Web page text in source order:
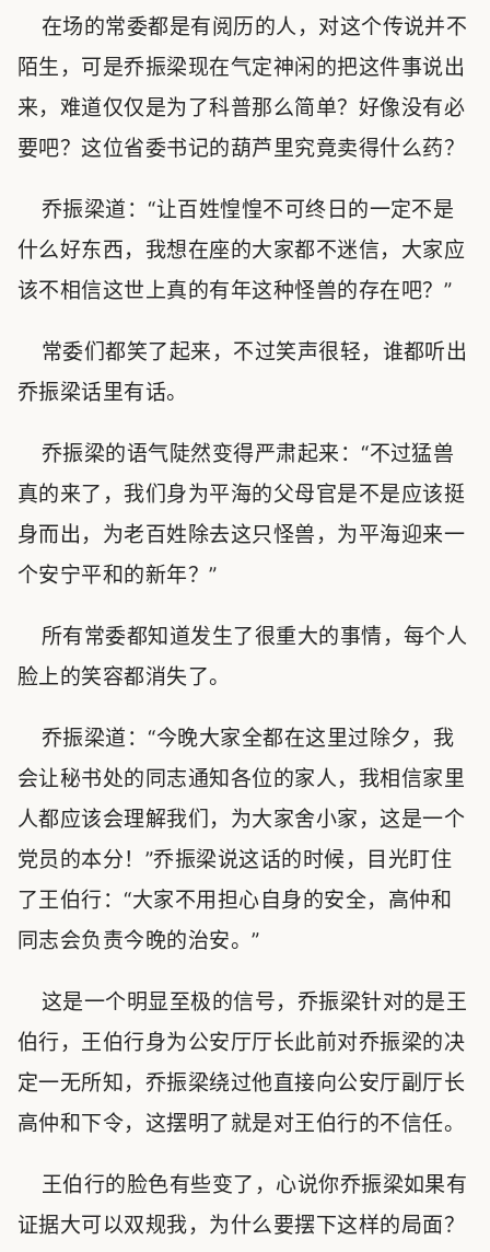
在场的常委都是有阅历的人，对这个传说并不
陌生，可是乔振梁现在气定神闲的把这件事说出
来，难道仅仅是为了科普那么简单？好像没有必
要吧？这位省委书记的葫芦里究竟卖得什么药？
乔振梁道：“让百姓惶惶不可终日的一定不是
什么好东西，我想在座的大家都不迷信，大家应
该不相信这世上真的有年这种怪兽的存在吧？”
常委们都笑了起来，不过笑声很轻，谁都听出
乔振梁话里有话。
乔振梁的语气陡然变得严肃起来：“不过猛兽
真的来了，我们身为平海的父母官是不是应该挺
身而出，为老百姓除去这只怪兽，为平海迎来一
个安宁平和的新年？”
所有常委都知道发生了很重大的事情，每个人
脸上的笑容都消失了。
乔振梁道：“今晚大家全都在这里过除夕，我
会让秘书处的同志通知各位的家人，我相信家里
人都应该会理解我们，为大家舍小家，这是一个
党员的本分！”乔振梁说这话的时候，目光盯住
了王伯行：“大家不用担心自身的安全，高仲和
同志会负责今晚的治安。”
这是一个明显至极的信号，乔振梁针对的是王
伯行，王伯行身为公安厅厅长此前对乔振梁的决
定一无所知，乔振梁绕过他直接向公安厅副厅长
高仲和下令，这摆明了就是对王伯行的不信任。
王伯行的脸色有些变了，心说你乔振梁如果有
证据大可以双规我，为什么要摆下这样的局面？